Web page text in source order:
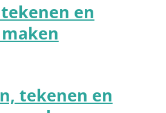
en
tekenen en